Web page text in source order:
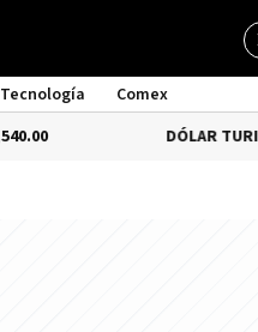
Tecnología
Comex
DÓLAR TURISTA0.34%